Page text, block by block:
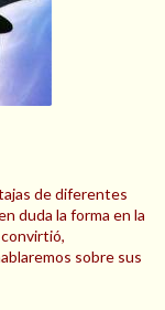
de diferentes
duda la forma en la
sobre sus